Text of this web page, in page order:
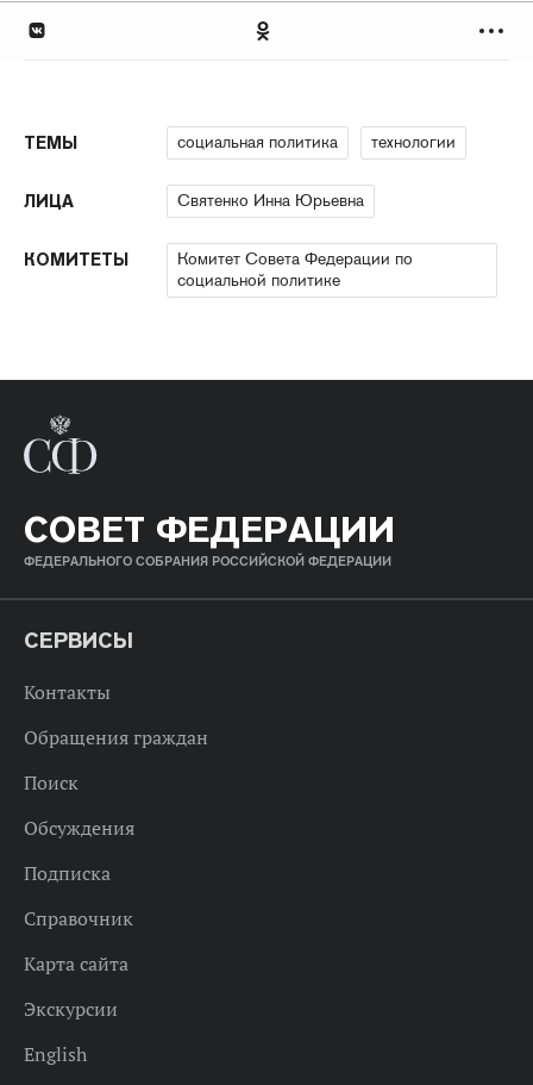
ТЕМЫ социальная политика технологии
ЛИЦА Святенко Инна Юрьевна
КОМИТЕТЫ
Комитет Совета Федерации по
социальной политике
СОВЕТ ФЕДЕРАЦИИ
ФЕДЕРАЛЬНОГО СОБРАНИЯ РОССИЙСКОЙ ФЕДЕРАЦИИ
СЕРВИСЫ
Контакты
Обращения граждан
Поиск
Обсуждения
Подписка
Справочник
Карта сайта
Экскурсии
English